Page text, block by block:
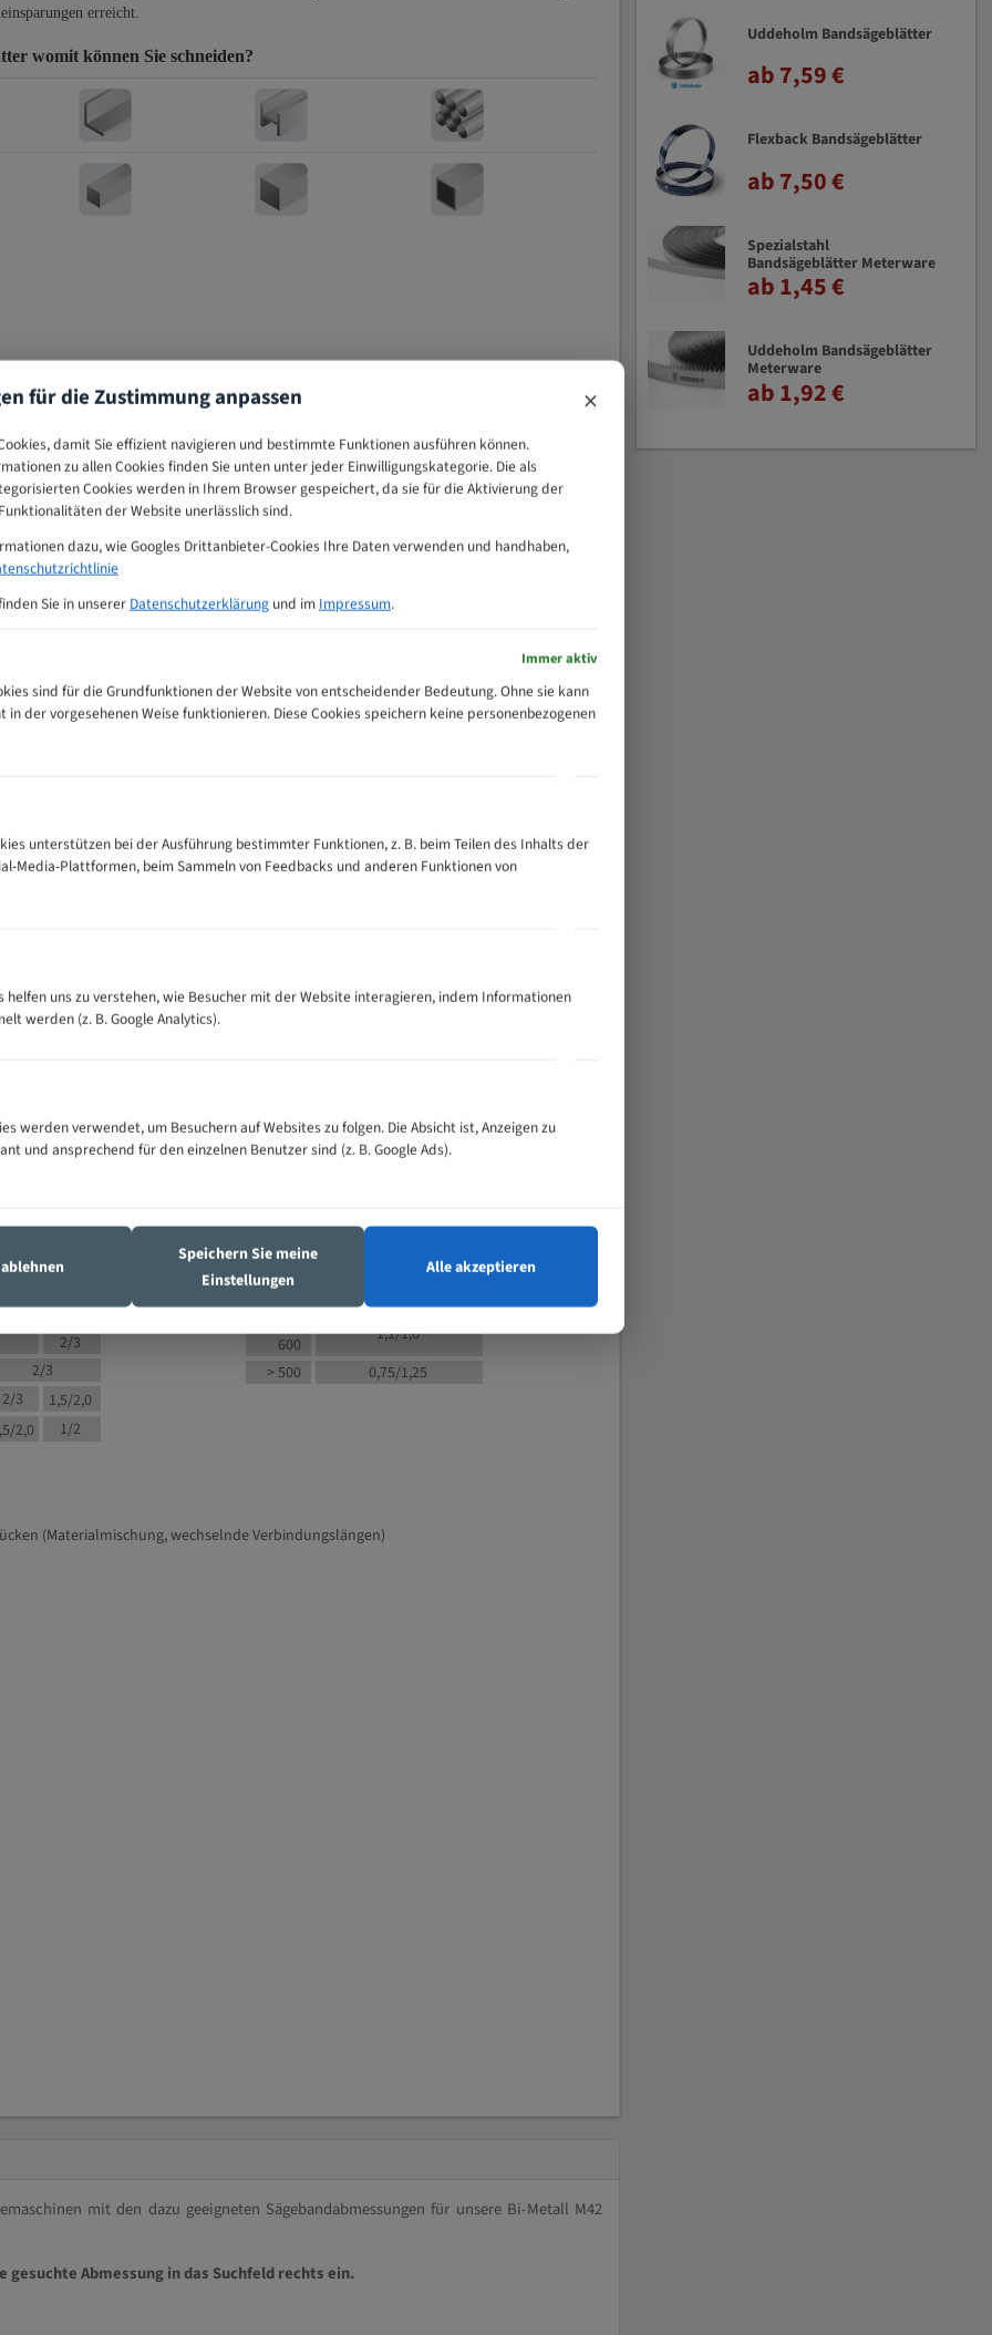
erreicht.
womit können Sie schneiden?
Tabelle
300
500
4/6
4/6
4/5
4/5
2/3
2/3
2/3
1,5/2,0
2,0 1/2
M (mm)
Zähne pro
Zoll (ZpZ))
35 - 70
5/8
130 -
350
150 -
600
1,1/1,6
> 500
0,75/1,25
(Materialmischung, wechselnde Verbindungslängen)
mit den dazu geeigneten Sägebandabmessungen für unsere Bi-Metall M42
Abmessung in das Suchfeld rechts ein.
Uddeholm Bandsägeblätter
ab 7,59 €
Flexback Bandsägeblätter
ab 7,50 €
Spezialstahl
Bandsägeblätter Meterware
ab 1,45 €
Uddeholm Bandsägeblätter
Meterware
ab 1,92 €
für die Zustimmung anpassen ×
damit Sie effizient navigieren und bestimmte Funktionen ausführen können.
zu allen Cookies finden Sie unten unter jeder Einwilligungskategorie. Die als
Cookies werden in Ihrem Browser gespeichert, da sie für die Aktivierung der
der Website unerlässlich sind.
dazu, wie Googles Drittanbieter-Cookies Ihre Daten verwenden und handhaben,
Sie in unserer Datenschutzerklärung und im Impressum.
Immer aktiv
sind für die Grundfunktionen der Website von entscheidender Bedeutung. Ohne sie kann
in der vorgesehenen Weise funktionieren. Diese Cookies speichern keine personenbezogenen
unterstützen bei der Ausführung bestimmter Funktionen, z. B. beim Teilen des Inhalts der
Media-Plattformen, beim Sammeln von Feedbacks und anderen Funktionen von
helfen uns zu verstehen, wie Besucher mit der Website interagieren, indem Informationen
werden (z. B. Google Analytics).
werden verwendet, um Besuchern auf Websites zu folgen. Die Absicht ist, Anzeigen zu
und ansprechend für den einzelnen Benutzer sind (z. B. Google Ads).
Speichern Sie meine
Einstellungen
Alle akzeptieren